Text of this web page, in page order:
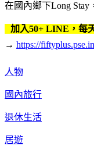
在國內鄉下Long Stay
加入50+ LINE，每
→ https://
人物
國內旅行
退休生活
居遊